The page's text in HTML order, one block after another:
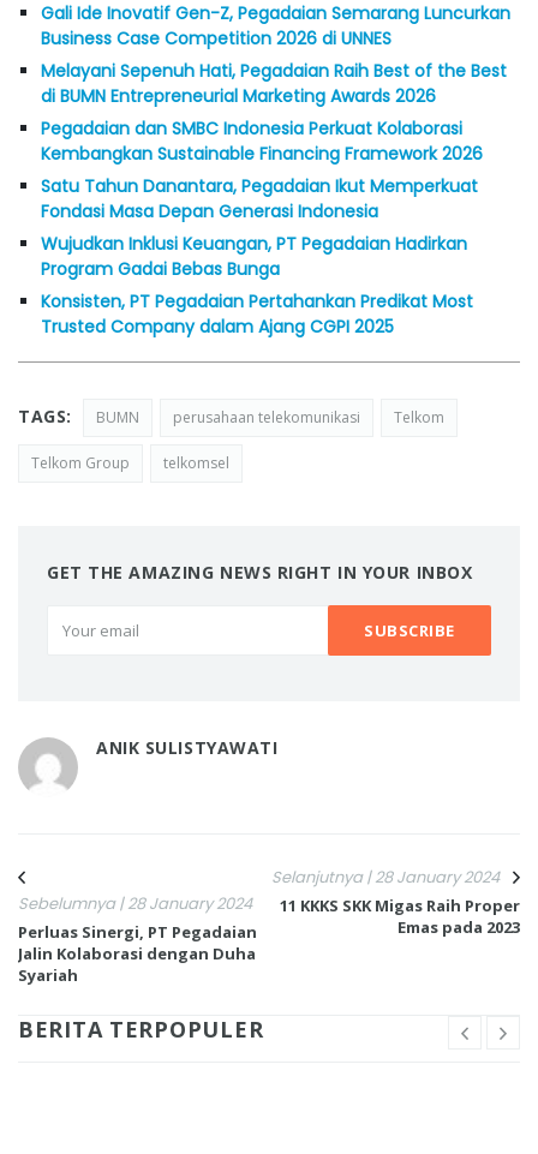
Gali Ide Inovatif Gen-Z, Pegadaian Semarang Luncurkan
Business Case Competition 2026 di UNNES
Melayani Sepenuh Hati, Pegadaian Raih Best of the Best
di BUMN Entrepreneurial Marketing Awards 2026
Pegadaian dan SMBC Indonesia Perkuat Kolaborasi
Kembangkan Sustainable Financing Framework 2026
Satu Tahun Danantara, Pegadaian Ikut Memperkuat
Fondasi Masa Depan Generasi Indonesia
Wujudkan Inklusi Keuangan, PT Pegadaian Hadirkan
Program Gadai Bebas Bunga
Konsisten, PT Pegadaian Pertahankan Predikat Most
Trusted Company dalam Ajang CGPI 2025
TAGS: BUMN perusahaan telekomunikasi Telkom
Telkom Group telkomsel
GET THE AMAZING NEWS RIGHT IN YOUR INBOX
ANIK SULISTYAWATI
Sebelumnya | 28 January 2024
Perluas Sinergi, PT Pegadaian
Jalin Kolaborasi dengan Duha
Syariah
Selanjutnya | 28 January 2024
11 KKKS SKK Migas Raih Proper
Emas pada 2023
BERITA TERPOPULER